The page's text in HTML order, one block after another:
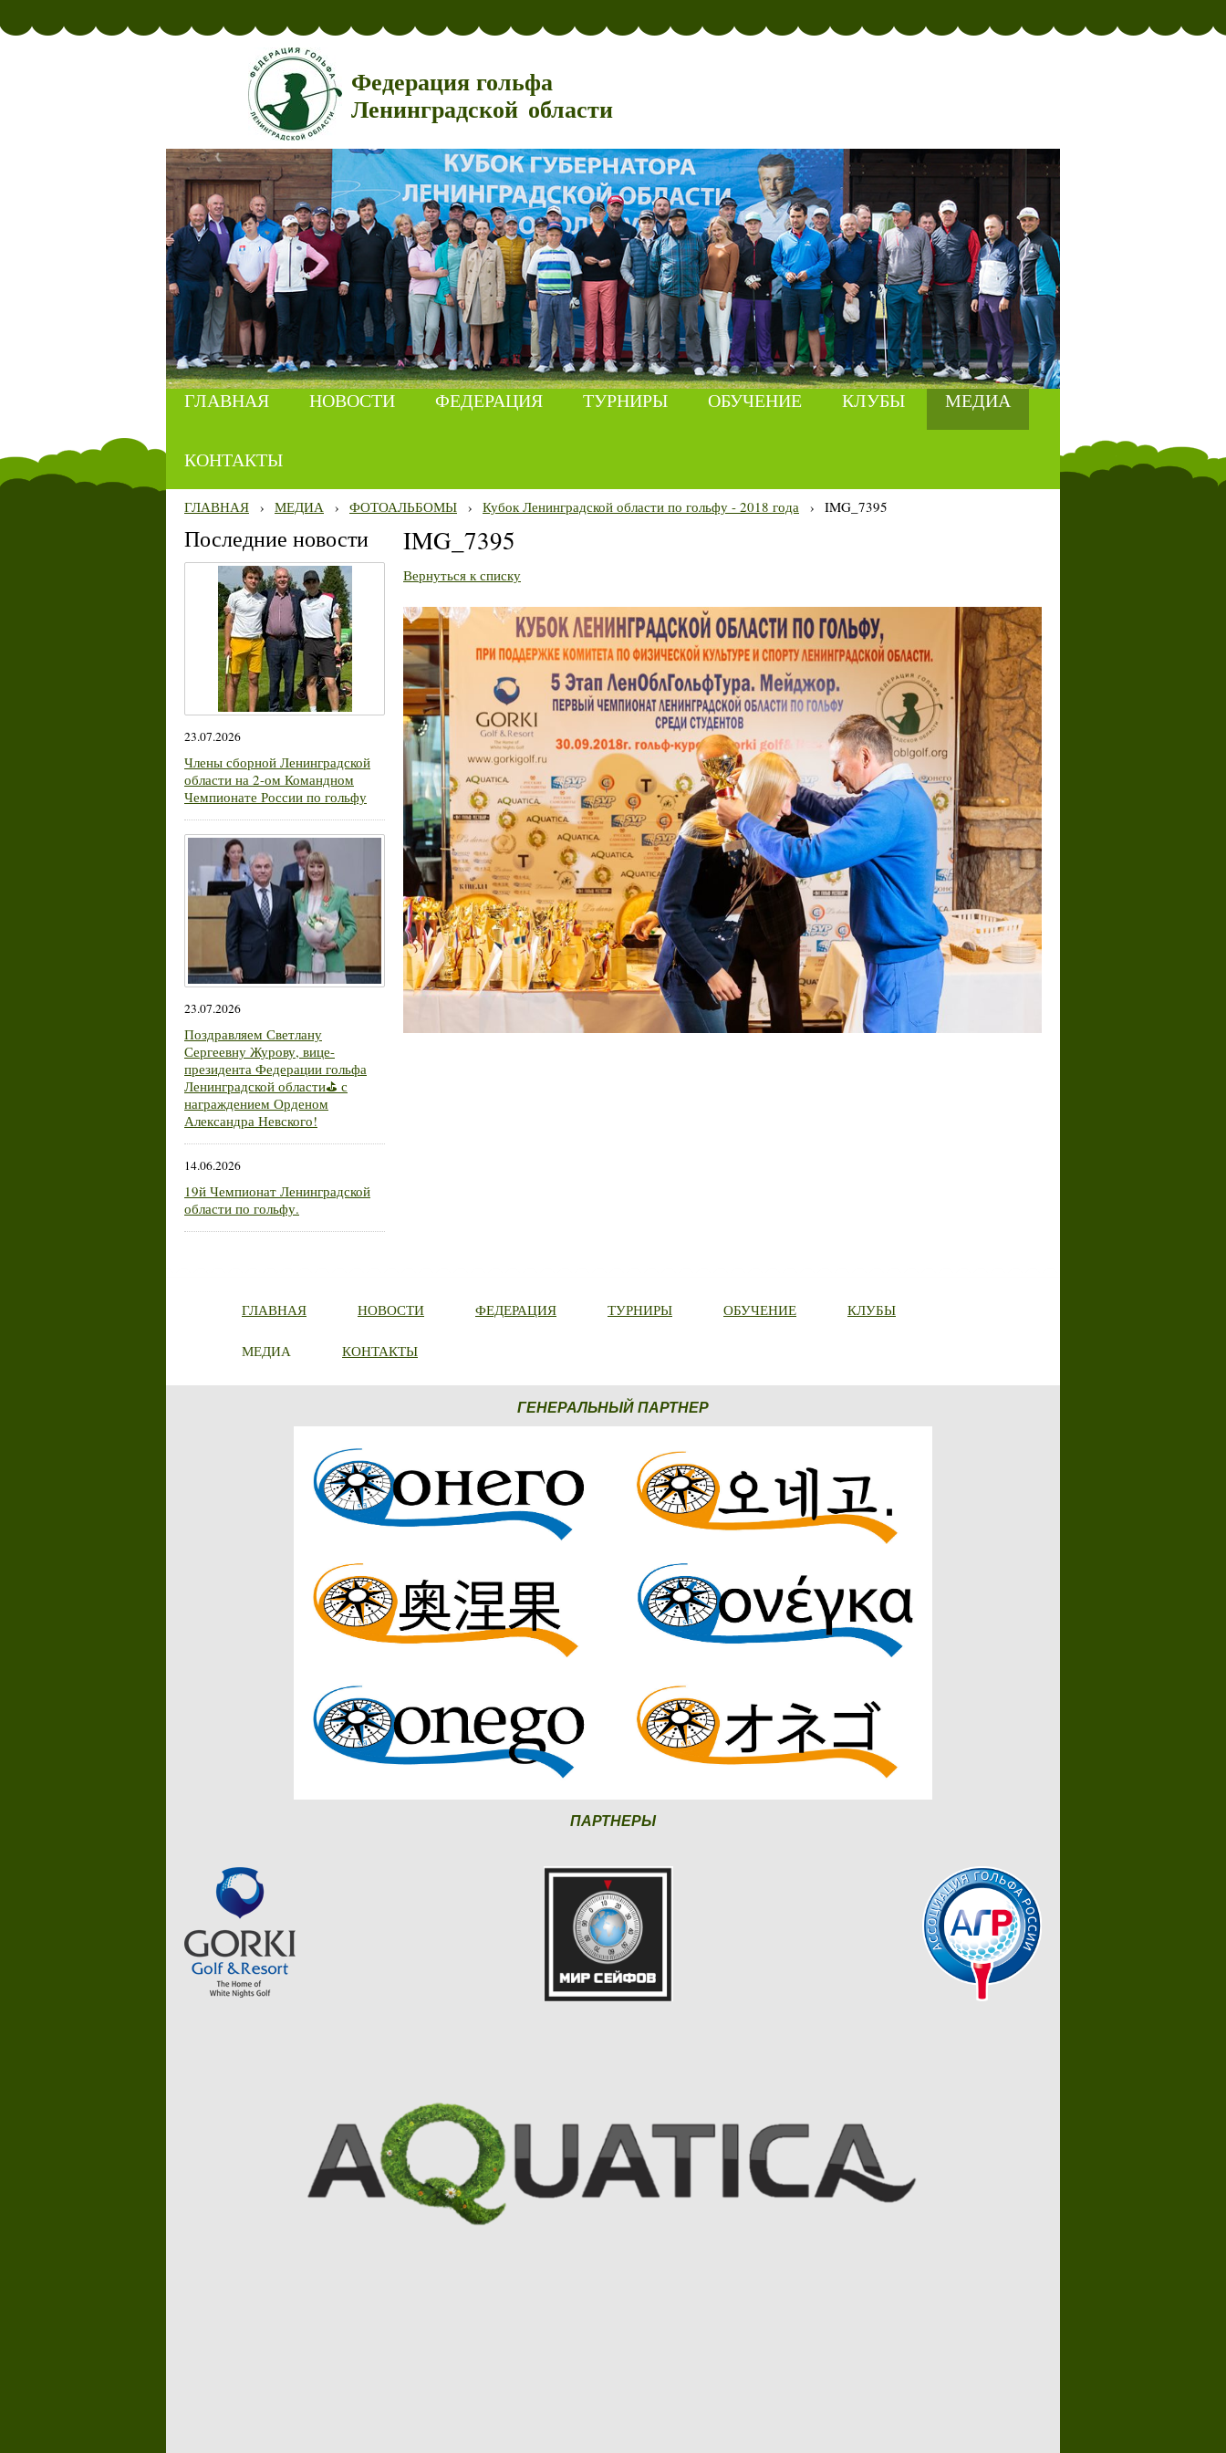
Федерация гольфа
Ленинградской области
ГЛАВНАЯ НОВОСТИ ФЕДЕРАЦИЯ ТУРНИРЫ ОБУЧЕНИЕ КЛУБЫ МЕДИА
КОНТАКТЫ
ГЛАВНАЯ › МЕДИА › ФОТОАЛЬБОМЫ › Кубок Ленинградской области по гольфу - 2018 года › IMG_7395
Последние новости
23.07.2026
Члены сборной Ленинградской
области на 2-ом Командном
Чемпионате России по гольфу
23.07.2026
Поздравляем Светлану
Сергеевну Журову, вице-
президента Федерации гольфа
Ленинградской области⛳ с
награждением Орденом
Александра Невского!
14.06.2026
19й Чемпионат Ленинградской
области по гольфу.
IMG_7395
Вернуться к списку
ГЛАВНАЯ НОВОСТИ ФЕДЕРАЦИЯ ТУРНИРЫ ОБУЧЕНИЕ КЛУБЫ
МЕДИА КОНТАКТЫ
ГЕНЕРАЛЬНЫЙ ПАРТНЕР
ПАРТНЕРЫ